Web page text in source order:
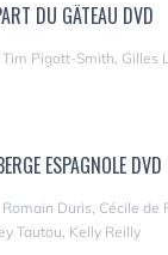
DU GÂTEAU DVD
Pigott-Smith, Gilles
ESPAGNOLE DVD
Duris, Cécile de
Tautou, Kelly Reilly